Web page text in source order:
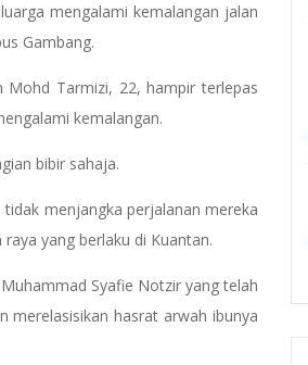
mengalami kemalangan jalan
Gambang.
Mohd Tarmizi, 22, hampir terlepas
kemalangan.
bibir sahaja.
menjangka perjalanan mereka
yang berlaku di Kuantan.
Syafie Notzir yang telah
hasrat arwah ibunya